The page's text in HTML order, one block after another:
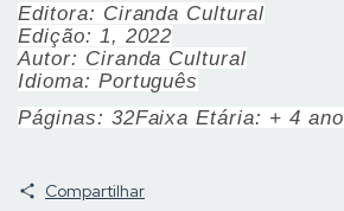
Editora: Ciranda Cultural
Edição: 1, 2022
Autor: Ciranda Cultural
Idioma: Português
Páginas: 32Faixa Etária: + 4 ano
Compartilhar